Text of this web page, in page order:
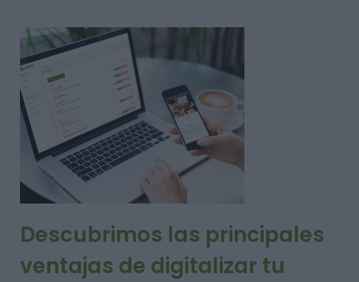
Descubrimos las principales
ventajas de digitalizar tu